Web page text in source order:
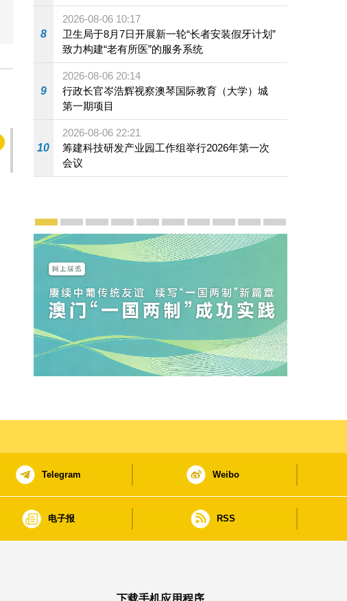
8
2026-08-06 10:17
卫生局于8月7日开展新一轮“长者安装假牙计划”
致力构建“老有所医”的服务系统
9
2026-08-06 20:14
行政长官岑浩辉视察澳琴国际教育（大学）城
第一期项目
10
2026-08-06 22:21
筹建科技研发产业园工作组举行2026年第一次
会议
宣传及推广
赓续中葡传统友谊 续写“一国两制”新篇章 — 澳门“一国
澳门名片集
行政长官岑浩辉11月18日发表2026年施政报
施政特写澳门特别行政区经济和社会发展第
横琴粤澳深度合作区专题网站
施政小讲堂
走进澳门澳门相簿2020
《澳门微视
Telegram Weibo
电子报 RSS
下载手机应用程序